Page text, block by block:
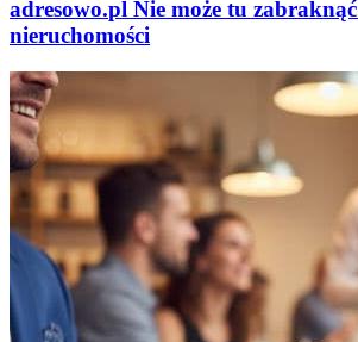
adresowo.pl Nie może tu zabraknąć
nieruchomości